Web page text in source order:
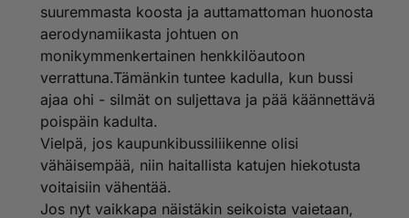
suuremmasta koosta ja auttamattoman huonosta
aerodynamiikasta johtuen on
monikymmenkertainen henkkilöautoon
verrattuna.Tämänkin tuntee kadulla, kun bussi
ajaa ohi - silmät on suljettava ja pää käännettävä
poispäin kadulta.
Vielpä, jos kaupunkibussiliikenne olisi
vähäisempää, niin haitallista katujen hiekotusta
voitaisiin vähentää.
Jos nyt vaikkapa näistäkin seikoista vaietaan,